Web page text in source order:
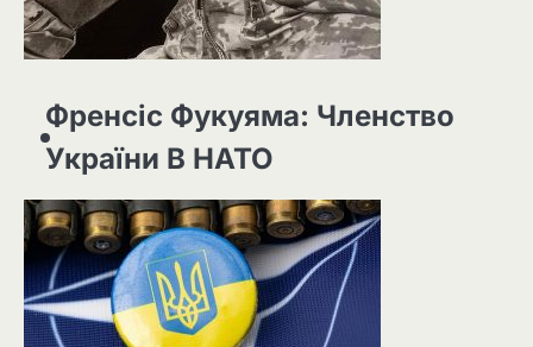
Френсіс Фукуяма: Членство
України В НАТО